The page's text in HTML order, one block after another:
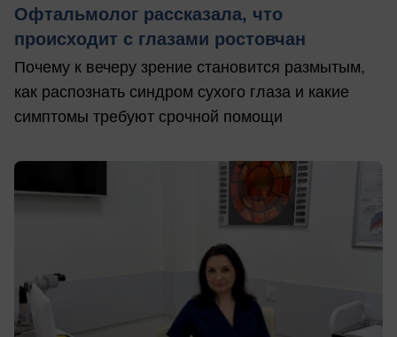
Офтальмолог рассказала, что
происходит с глазами ростовчан
Почему к вечеру зрение становится размытым,
как распознать синдром сухого глаза и какие
симптомы требуют срочной помощи